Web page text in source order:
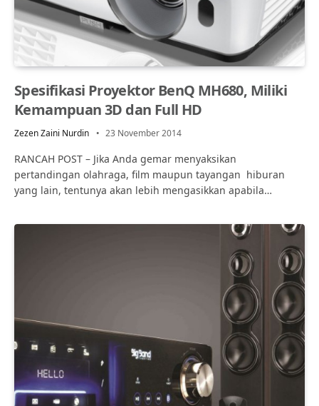
Spesifikasi Proyektor BenQ MH680, Miliki
Kemampuan 3D dan Full HD
Zezen Zaini Nurdin 23 November 2014
RANCAH POST – Jika Anda gemar menyaksikan
pertandingan olahraga, film maupun tayangan hiburan
yang lain, tentunya akan lebih mengasikkan apabila…